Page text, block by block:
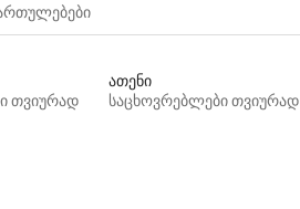
თვიურად
ათენი
საცხოვრებლები თვიურად